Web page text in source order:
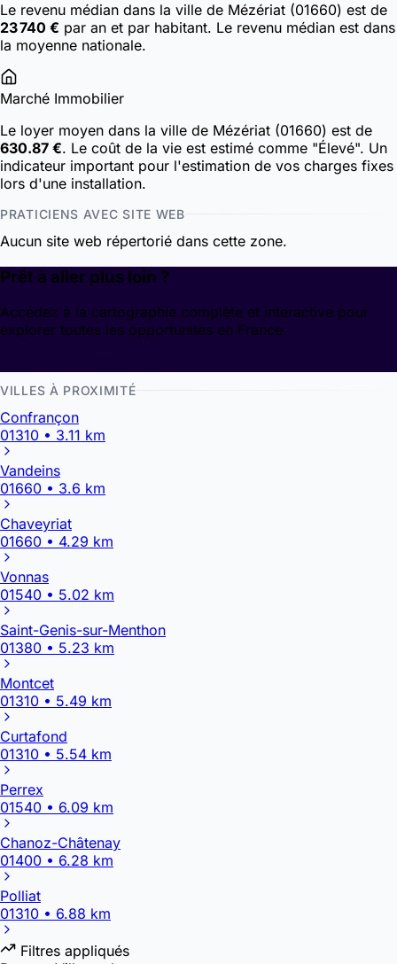
Le revenu médian dans la ville de Mézériat (01660) est de
23 740 € par an et par habitant. Le revenu médian est dans
la moyenne nationale.
Marché Immobilier
Le loyer moyen dans la ville de Mézériat (01660) est de
630.87 €. Le coût de la vie est estimé comme "Élevé". Un
indicateur important pour l'estimation de vos charges fixes
lors d'une installation.
PRATICIENS AVEC SITE WEB
Aucun site web répertorié dans cette zone.
Prêt à aller plus loin ?
Accédez à la cartographie complète et interactive pour
explorer toutes les opportunités en France.
VILLES À PROXIMITÉ
Confrançon
01310 • 3.11 km
Vandeins
01660 • 3.6 km
Chaveyriat
01660 • 4.29 km
Vonnas
01540 • 5.02 km
Saint-Genis-sur-Menthon
01380 • 5.23 km
Montcet
01310 • 5.49 km
Curtafond
01310 • 5.54 km
Perrex
01540 • 6.09 km
Chanoz-Châtenay
01400 • 6.28 km
Polliat
01310 • 6.88 km
Filtres appliqués